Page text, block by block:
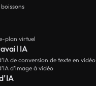
plan virtuel
IA
de conversion de texte en vidéo
d’image à vidéo